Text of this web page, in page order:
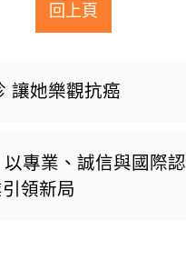
回上頁
讓她樂觀抗癌
專業、誠信與國際認
領新局